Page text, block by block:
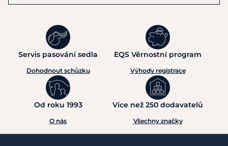
Servis pasování sedla
Dohodnout schůzku
EQS Věrnostní program
Výhody registrace
Od roku 1993
O nás
Více než 250 dodavatelů
Všechny značky